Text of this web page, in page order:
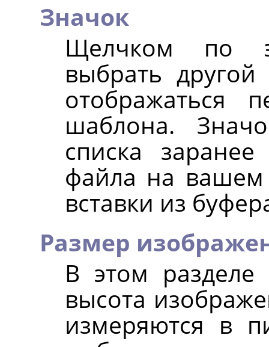
Значок
Щелчком по
выбрать
отображаться
шаблона.
списка
файла на
вставки из
Размер
В этом
высота
измеряются в